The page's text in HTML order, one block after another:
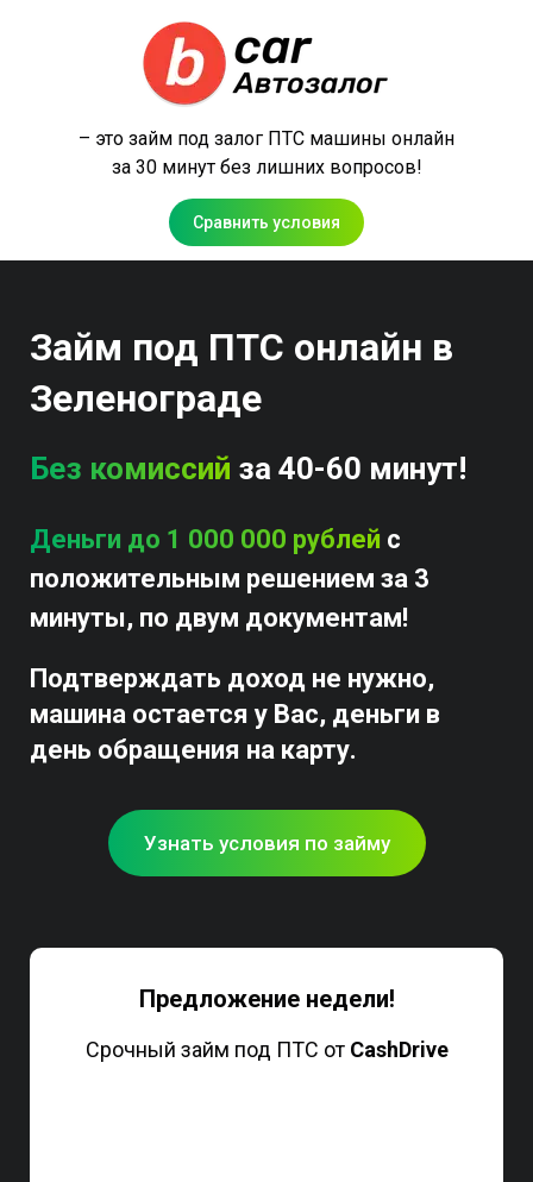
– это займ под залог ПТС машины онлайн
за 30 минут без лишних вопросов!
Сравнить условия
Займ под ПТС онлайн в
Зеленограде
Без комиссий за 40-60 минут!
Деньги до 1 000 000 рублей с
положительным решением за 3
минуты, по двум документам!
Подтверждать доход не нужно,
машина остается у Вас, деньги в
день обращения на карту.
Узнать условия по займу
Предложение недели!
Срочный займ под ПТС от CashDrive